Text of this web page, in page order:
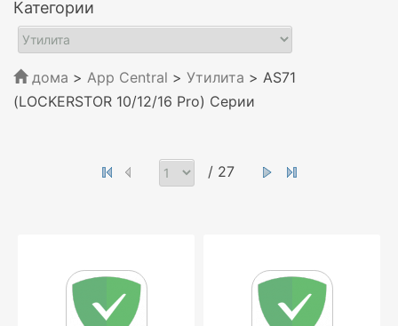
Категории
дома > App Central > Утилита > AS71
(LOCKERSTOR 10/12/16 Pro) Серии
/ 27